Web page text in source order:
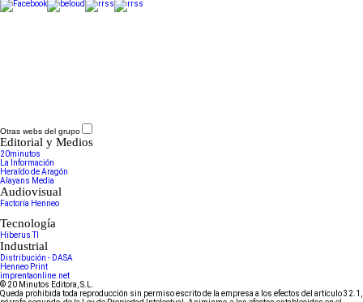
Otras webs del grupo
Editorial y Medios
20minutos
La Información
Heraldo de Aragón
Alayans Media
Audiovisual
Factoría Henneo
Tecnología
Hiberus TI
Industrial
Distribución - DASA
Henneo Print
imprentaonline.net
© 20 Minutos Editora, S.L.
Queda prohibida toda reproducción sin permiso escrito de la empresa a los efectos del artículo 32.1,